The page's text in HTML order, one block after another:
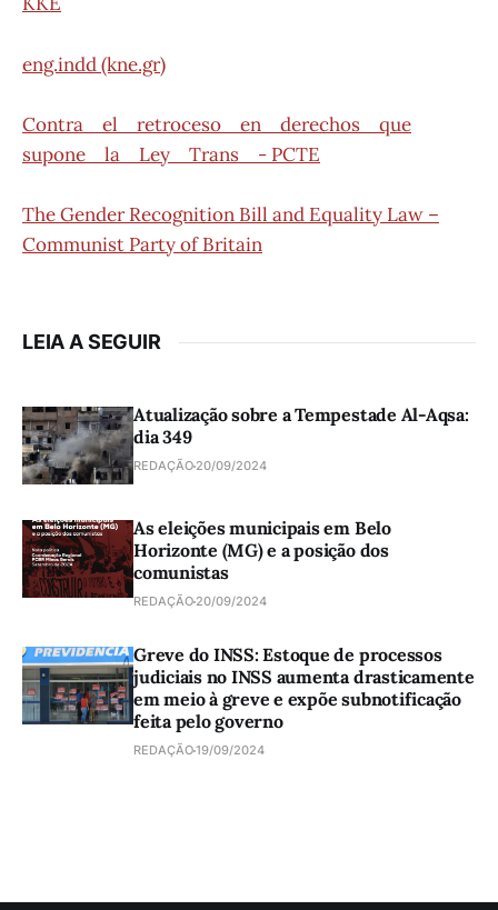
eng.indd (kne.gr)
Contra el retroceso en derechos que
supone la Ley Trans - PCTE
The Gender Recognition Bill and Equality Law –
Communist Party of Britain
LEIA A SEGUIR
Atualização sobre a Tempestade Al-Aqsa:
dia 349
REDAÇÃO 20/09/2024
As eleições municipais em Belo
Horizonte (MG) e a posição dos
comunistas
REDAÇÃO 20/09/2024
Greve do INSS: Estoque de processos
judiciais no INSS aumenta drasticamente
em meio à greve e expõe subnotificação
feita pelo governo
REDAÇÃO19/09/2024